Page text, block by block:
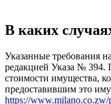
В каких
Указанные требования
редакцией Указа № 394.
стоимости имущества,
предоставившим это
https://